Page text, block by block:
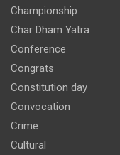
Championship
Char Dham Yatra
Conference
Congrats
Constitution day
Convocation
Crime
Cultural